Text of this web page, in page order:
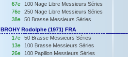
67e
100 Nage Libre Messieurs Séries
76e
250 Nage Libre Messieurs Séries
38e
50 Brasse Messieurs Séries
BROHY Rodolphe (1971) FRA
17e
50 Brasse Messieurs Séries
13e
100 Brasse Messieurs Séries
26e
100 Papillon Messieurs Séries